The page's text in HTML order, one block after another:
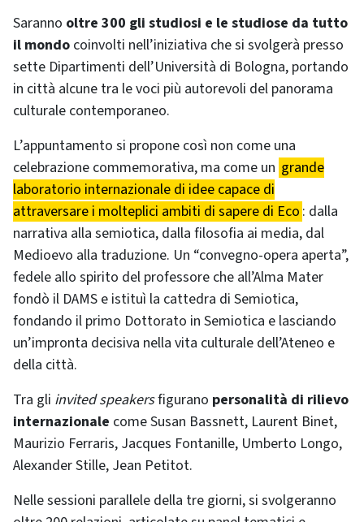
Saranno oltre 300 gli studiosi e le studiose da tutto
il mondo coinvolti nell’iniziativa che si svolgerà presso
sette Dipartimenti dell’Università di Bologna, portando
in città alcune tra le voci più autorevoli del panorama
culturale contemporaneo.
L’appuntamento si propone così non come una
celebrazione commemorativa, ma come un grande
laboratorio internazionale di idee capace di
attraversare i molteplici ambiti di sapere di Eco : dalla
narrativa alla semiotica, dalla filosofia ai media, dal
Medioevo alla traduzione. Un “convegno-opera aperta”,
fedele allo spirito del professore che all’Alma Mater
fondò il DAMS e istituì la cattedra di Semiotica,
fondando il primo Dottorato in Semiotica e lasciando
un’impronta decisiva nella vita culturale dell’Ateneo e
della città.
Tra gli invited speakersfigurano personalità di rilievo
internazionale come Susan Bassnett, Laurent Binet,
Maurizio Ferraris, Jacques Fontanille, Umberto Longo,
Alexander Stille, Jean Petitot.
Nelle sessioni parallele della tre giorni, si svolgeranno